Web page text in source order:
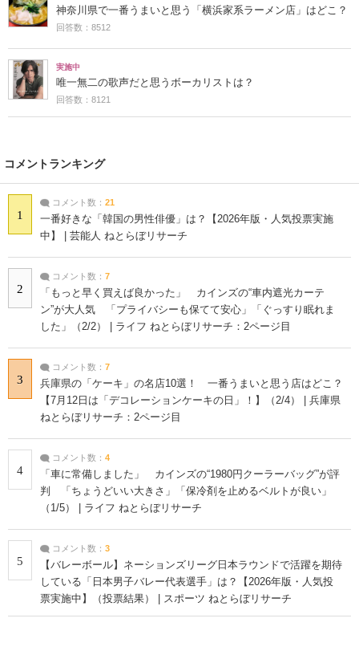
神奈川県で一番うまいと思う「横浜家系ラーメン店」はどこ？
回答数：8512
実施中
唯一無二の歌声だと思うボーカリストは？
回答数：8121
コメントランキング
1
コメント数： 21
一番好きな「韓国の男性俳優」は？【2026年版・人気投票実施
中】 | 芸能人 ねとらぼリサーチ
2
コメント数： 7
「もっと早く買えば良かった」 カインズの“車内遮光カーテ
ン”が大人気 「プライバシーも保てて安心」「ぐっすり眠れま
した」（2/2） | ライフ ねとらぼリサーチ：2ページ目
3
コメント数： 7
兵庫県の「ケーキ」の名店10選！ 一番うまいと思う店はどこ？
【7月12日は「デコレーションケーキの日」！】（2/4） | 兵庫県
ねとらぼリサーチ：2ページ目
4
コメント数： 4
「車に常備しました」 カインズの“1980円クーラーバッグ”が評
判 「ちょうどいい大きさ」「保冷剤を止めるベルトが良い」
（1/5） | ライフ ねとらぼリサーチ
5
コメント数： 3
【バレーボール】ネーションズリーグ日本ラウンドで活躍を期待
している「日本男子バレー代表選手」は？【2026年版・人気投
票実施中】（投票結果） | スポーツ ねとらぼリサーチ